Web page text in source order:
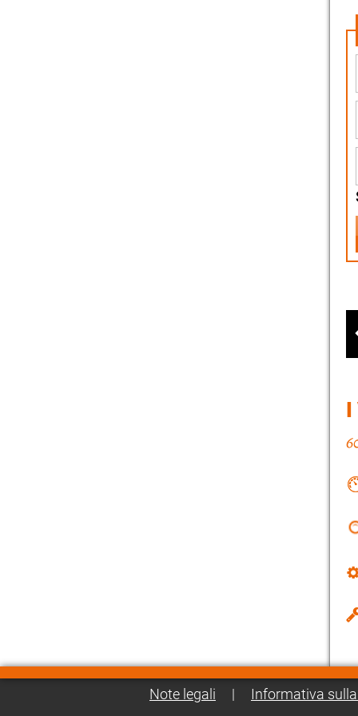
I
Note legali | Informativa